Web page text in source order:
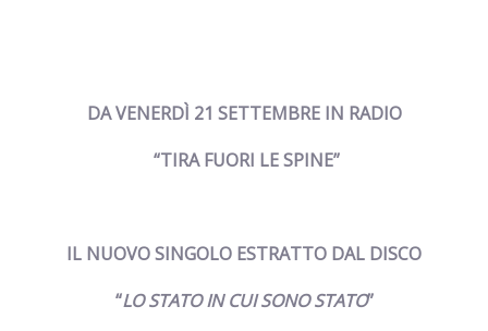
DA VENERDÌ 21 SETTEMBRE IN RADIO
“TIRA FUORI LE SPINE”
IL NUOVO SINGOLO ESTRATTO DAL DISCO
“LO STATO IN CUI SONO STATO”